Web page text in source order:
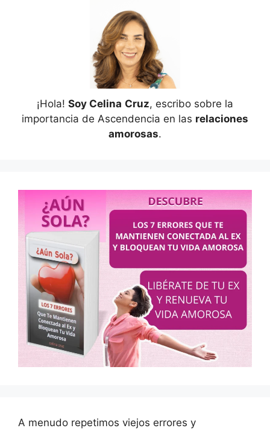
¡Hola! Soy Celina Cruz, escribo sobre la
importancia de Ascendencia en las relaciones
amorosas.
A menudo repetimos viejos errores y